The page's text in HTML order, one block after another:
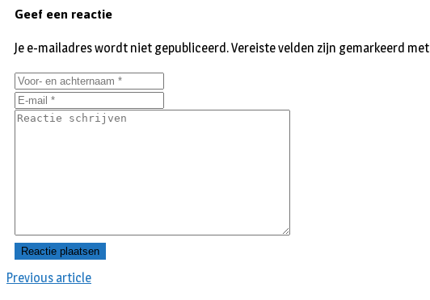
Previous article
Geef een reactie
Je e-mailadres wordt niet gepubliceerd.Vereiste velden zijn gemarkeerd met